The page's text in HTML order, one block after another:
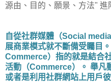
源由、目的、願景、方法" 進
自從社群媒體（Social
展商業模式就不斷備受矚目
Commerce）指的就是結合
活動（Commerce）。 舉凡
或者是利用社群網站上用戶